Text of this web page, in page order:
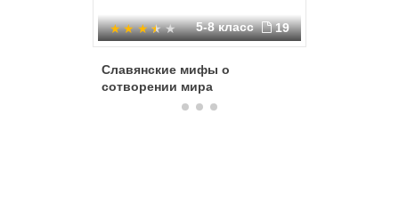
5-8 класс 19
Славянские мифы о
сотворении мира